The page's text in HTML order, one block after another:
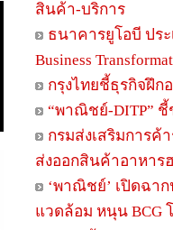
สินค้า-บริการ
ธนาคารยูโอบี ประ
Business
กรุงไทยชี้ธุรกิจฝึก
“พาณิชย์-DITP” ชี้
กรมส่งเสริมการค้
ส่งออกสินค้าอาหาร
‘พาณิชย์’ เปิดฉา
แวดล้อม หนุน BCG